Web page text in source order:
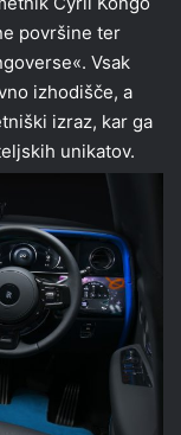
površine ter
Vsak
izhodišče, a
izraz, kar ga
unikatov.